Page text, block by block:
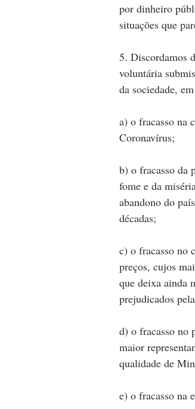
por dinheiro
situações que
5. Discordamos
voluntária
da sociedade,
a) o fracasso na
Coronavírus;
b) o fracasso da
fome e da
abandono do
décadas;
c) o fracasso no
preços, cujos
que deixa ainda
prejudicados
d) o fracasso no
maior
qualidade de
e) o fracasso na